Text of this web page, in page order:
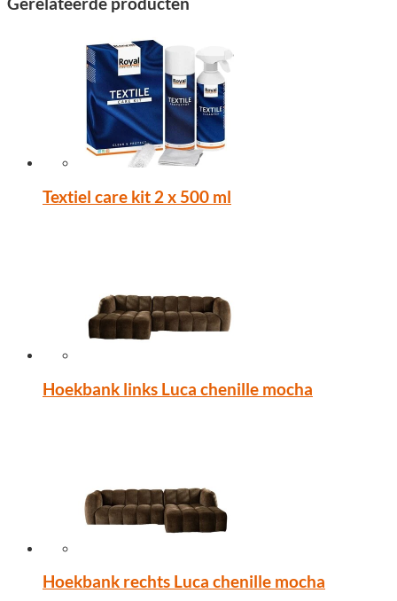
Textiel care kit 2 x 500 ml
Hoekbank links Luca chenille mocha
Hoekbank rechts Luca chenille mocha